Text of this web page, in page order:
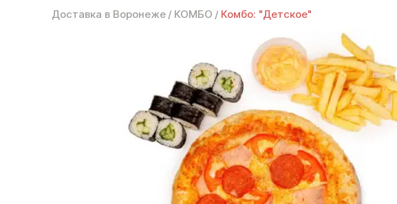
Доставка в Воронеже / КОМБО / Комбо: "Детское"